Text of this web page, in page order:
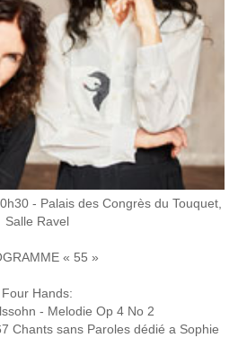
- Palais des Congrès du Touquet,
Salle Ravel
« 55 »
Four Hands:
- Melodie Op 4 No 2
Chants sans Paroles dédié a Sophie